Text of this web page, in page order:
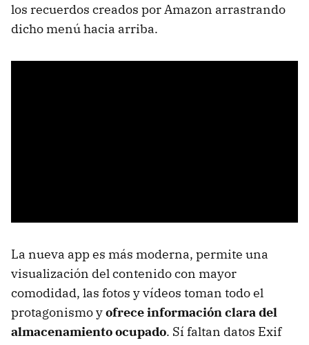
los recuerdos creados por Amazon arrastrando
dicho menú hacia arriba.
La nueva app es más moderna, permite una
visualización del contenido con mayor
comodidad, las fotos y vídeos toman todo el
protagonismo yofrece información clara del
almacenamiento ocupado. Sí faltan datos Exif